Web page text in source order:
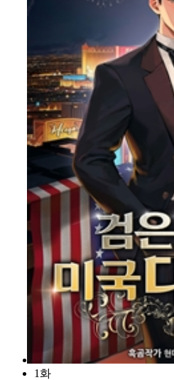
1화